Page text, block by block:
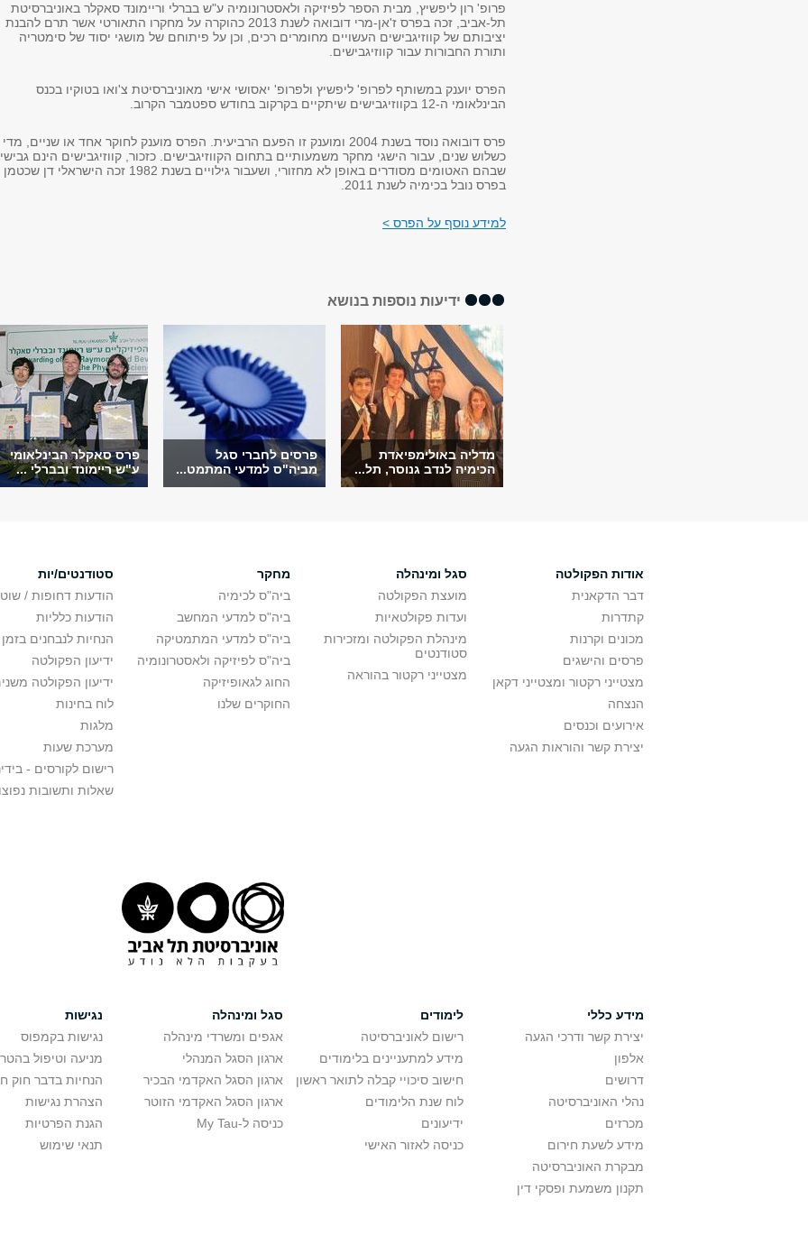
פרופ' רון ליפשיץ, מבית הספר לפיזיקה ולאסטרונומיה ע"ש בברלי וריימונד סאקלר באוניברסיטת
תל-אביב, זכה בפרס ז'אן-מרי דובואה לשנת 2013 כהוקרה על מחקרו התאורטי אשר תרם להבנת
יציבותם של קווזיגבישים העשויים מחומרים רכים, וכן על פיתוחם של מושגי יסוד של סימטריה
ותורת החבורות עבור קווזיגבישים.
הפרס יוענק במשותף לפרופ' ליפשיץ ולפרופ' יאסושי אישי מאוניברסיטת צ'ואו בטוקיו בכנס
הבינלאומי ה-12 בקווזיגבישים שיתקיים בקרקוב בחודש ספטמבר הקרוב.
פרס דובואה נוסד בשנת 2004 ומוענק זו הפעם הרביעית. הפרס מוענק לחוקר אחד או שניים, מדי
כשלוש שנים, עבור הישגי מחקר משמעותיים בתחום הקווזיגבישים. כזכור, קווזיגבישים הינם
שבהם האטומים מסודרים באופן לא מחזורי, ושעבור גילויים בשנת 1982 זכה הישראלי דן שכטמן
בפרס נובל בכימיה לשנת 2011.
למידע נוסף על הפרס >
ידיעות נוספות בנושא
מדליה באולימפיאדת
הכימיה לנדב גנוסר, תל...
פרסים לחברי סגל
מביה"ס למדעי המתמט...
פרס סאקלר הבינלאומי
ע"ש ריימונד ובברלי ...
אודות הפקולטה
דבר הדקאנית
קתדרות
מכונים וקרנות
פרסים והישגים
מצטייני רקטור ומצטייני דקאן
הנצחה
אירועים וכנסים
יצירת קשר והוראות הגעה
סגל ומינהלה
מועצת הפקולטה
ועדות פקולטאיות
מינהלת הפקולטה ומזכירות
סטודנטים
מצטייני רקטור בהוראה
מחקר
ביה"ס לכימיה
ביה"ס למדעי המחשב
ביה"ס למדעי המתמטיקה
ביה"ס לפיזיקה ולאסטרונומיה
החוג לגאופיזיקה
החוקרים שלנו
סטודנטים/יות
הודעות דחופות /
הודעות כלליות
הנחיות לנבחנים
ידיעון הפקולטה
ידיעון הפקולטה
לוח בחינות
מלגות
מערכת שעות
רישום לקורסים -
שאלות ותשובות
מידע כללי
יצירת קשר ודרכי הגעה
אלפון
דרושים
נהלי האוניברסיטה
מכרזים
מידע לשעת חירום
מבקרת האוניברסיטה
תקנון משמעת ופסקי דין
לימודים
רישום לאוניברסיטה
מידע למתעניינים בלימודים
חישוב סיכויי קבלה לתואר ראשון
לוח שנת הלימודים
ידיעונים
כניסה לאזור האישי
סגל ומינהלה
אגפים ומשרדי מינהלה
ארגון הסגל המנהלי
ארגון הסגל האקדמי הבכיר
ארגון הסגל האקדמי הזוטר
כניסה ל-My Tau
נגישות
נגישות בקמפוס
מניעה וטיפול
הנחיות בדבר חוק
הצהרת נגישות
הגנת הפרטיות
תנאי שימוש